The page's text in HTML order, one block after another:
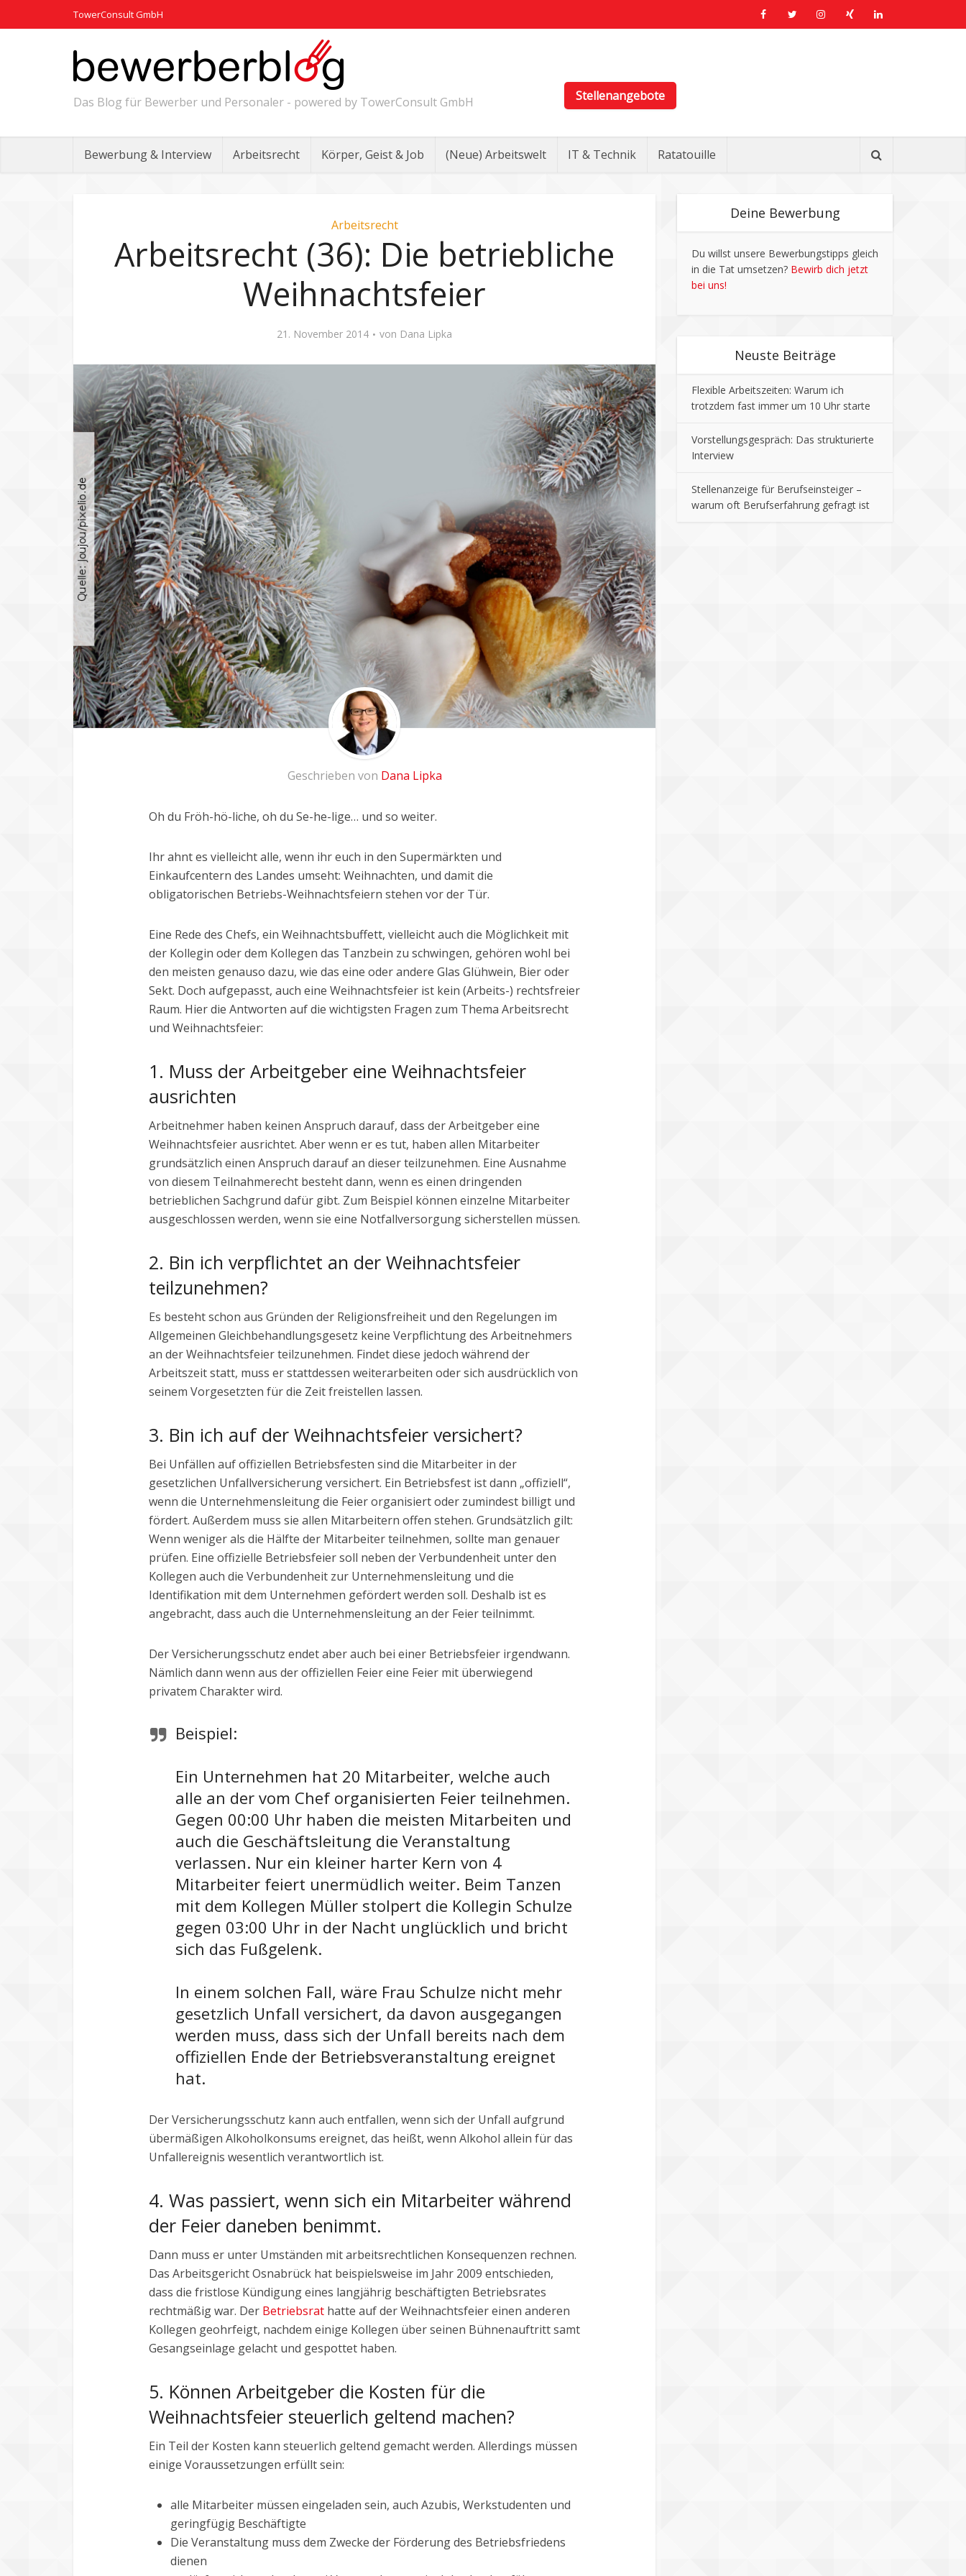
TowerConsult GmbH
Das Blog für Bewerber und Personaler - powered by TowerConsult GmbH
Bewerbung & Interview Arbeitsrecht Körper, Geist & Job (Neue) Arbeitswelt IT & Technik Ratatouille
Stellenangebote
Arbeitsrecht
Arbeitsrecht (36): Die betriebliche
Weihnachtsfeier
21. November 2014 von Dana Lipka
Geschrieben von Dana Lipka
Oh du Fröh-hö-liche, oh du Se-he-lige… und so weiter.
Ihr ahnt es vielleicht alle, wenn ihr euch in den Supermärkten und
Einkaufcentern des Landes umseht: Weihnachten, und damit die
obligatorischen Betriebs-Weihnachtsfeiern stehen vor der Tür.
Eine Rede des Chefs, ein Weihnachtsbuffett, vielleicht auch die Möglichkeit mit
der Kollegin oder dem Kollegen das Tanzbein zu schwingen, gehören wohl bei
den meisten genauso dazu, wie das eine oder andere Glas Glühwein, Bier oder
Sekt. Doch aufgepasst, auch eine Weihnachtsfeier ist kein (Arbeits-) rechtsfreier
Raum. Hier die Antworten auf die wichtigsten Fragen zum Thema Arbeitsrecht
und Weihnachtsfeier:
1. Muss der Arbeitgeber eine Weihnachtsfeier
ausrichten
Arbeitnehmer haben keinen Anspruch darauf, dass der Arbeitgeber eine
Weihnachtsfeier ausrichtet. Aber wenn er es tut, haben allen Mitarbeiter
grundsätzlich einen Anspruch darauf an dieser teilzunehmen. Eine Ausnahme
von diesem Teilnahmerecht besteht dann, wenn es einen dringenden
betrieblichen Sachgrund dafür gibt. Zum Beispiel können einzelne Mitarbeiter
ausgeschlossen werden, wenn sie eine Notfallversorgung sicherstellen müssen.
2. Bin ich verpflichtet an der Weihnachtsfeier
teilzunehmen?
Es besteht schon aus Gründen der Religionsfreiheit und den Regelungen im
Allgemeinen Gleichbehandlungsgesetz keine Verpflichtung des Arbeitnehmers
an der Weihnachtsfeier teilzunehmen. Findet diese jedoch während der
Arbeitszeit statt, muss er stattdessen weiterarbeiten oder sich ausdrücklich von
seinem Vorgesetzten für die Zeit freistellen lassen.
3. Bin ich auf der Weihnachtsfeier versichert?
Bei Unfällen auf offiziellen Betriebsfesten sind die Mitarbeiter in der
gesetzlichen Unfallversicherung versichert. Ein Betriebsfest ist dann „offiziell“,
wenn die Unternehmensleitung die Feier organisiert oder zumindest billigt und
fördert. Außerdem muss sie allen Mitarbeitern offen stehen. Grundsätzlich gilt:
Wenn weniger als die Hälfte der Mitarbeiter teilnehmen, sollte man genauer
prüfen. Eine offizielle Betriebsfeier soll neben der Verbundenheit unter den
Kollegen auch die Verbundenheit zur Unternehmensleitung und die
Identifikation mit dem Unternehmen gefördert werden soll. Deshalb ist es
angebracht, dass auch die Unternehmensleitung an der Feier teilnimmt.
Der Versicherungsschutz endet aber auch bei einer Betriebsfeier irgendwann.
Nämlich dann wenn aus der offiziellen Feier eine Feier mit überwiegend
privatem Charakter wird.
Beispiel:
Ein Unternehmen hat 20 Mitarbeiter, welche auch
alle an der vom Chef organisierten Feier teilnehmen.
Gegen 00:00 Uhr haben die meisten Mitarbeiten und
auch die Geschäftsleitung die Veranstaltung
verlassen. Nur ein kleiner harter Kern von 4
Mitarbeiter feiert unermüdlich weiter. Beim Tanzen
mit dem Kollegen Müller stolpert die Kollegin Schulze
gegen 03:00 Uhr in der Nacht unglücklich und bricht
sich das Fußgelenk.
In einem solchen Fall, wäre Frau Schulze nicht mehr
gesetzlich Unfall versichert, da davon ausgegangen
werden muss, dass sich der Unfall bereits nach dem
offiziellen Ende der Betriebsveranstaltung ereignet
hat.
Der Versicherungsschutz kann auch entfallen, wenn sich der Unfall aufgrund
übermäßigen Alkoholkonsums ereignet, das heißt, wenn Alkohol allein für das
Unfallereignis wesentlich verantwortlich ist.
4. Was passiert, wenn sich ein Mitarbeiter während
der Feier daneben benimmt.
Dann muss er unter Umständen mit arbeitsrechtlichen Konsequenzen rechnen.
Das Arbeitsgericht Osnabrück hat beispielsweise im Jahr 2009 entschieden,
dass die fristlose Kündigung eines langjährig beschäftigten Betriebsrates
rechtmäßig war. Der Betriebsrat hatte auf der Weihnachtsfeier einen anderen
Kollegen geohrfeigt, nachdem einige Kollegen über seinen Bühnenauftritt samt
Gesangseinlage gelacht und gespottet haben.
5. Können Arbeitgeber die Kosten für die
Weihnachtsfeier steuerlich geltend machen?
Ein Teil der Kosten kann steuerlich geltend gemacht werden. Allerdings müssen
einige Voraussetzungen erfüllt sein:
alle Mitarbeiter müssen eingeladen sein, auch Azubis, Werkstudenten und
geringfügig Beschäftigte
Die Veranstaltung muss dem Zwecke der Förderung des Betriebsfriedens
dienen
Deine Bewerbung
Du willst unsere Bewerbungstipps gleich
in die Tat umsetzen? Bewirb dich jetzt
bei uns!
Neuste Beiträge
Flexible Arbeitszeiten: Warum ich
trotzdem fast immer um 10 Uhr starte
Vorstellungsgespräch: Das strukturierte
Interview
Stellenanzeige für Berufseinsteiger –
warum oft Berufserfahrung gefragt ist